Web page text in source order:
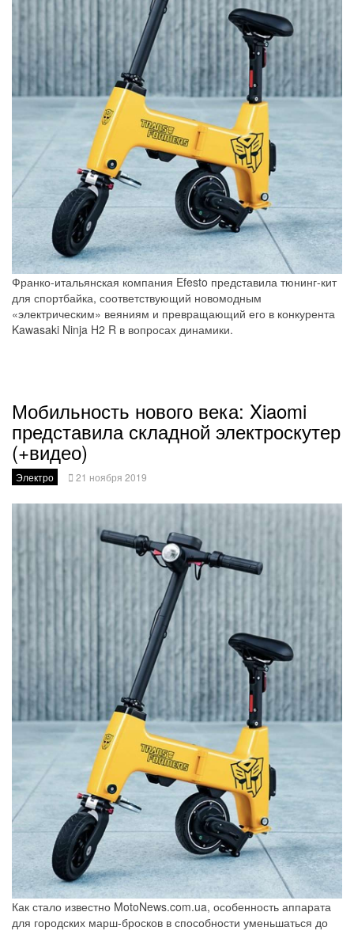
Франко-итальянская компания Efesto представила тюнинг-кит
для спортбайка, соответствующий новомодным
«электрическим» веяниям и превращающий его в конкурента
Kawasaki Ninja H2 R в вопросах динамики.
Мобильность нового века: Xiaomi
представила складной электроскутер
(+видео)
Электро 21 ноября 2019
Как стало известно MotoNews.com.ua, особенность аппарата
для городских марш-бросков в способности уменьшаться до